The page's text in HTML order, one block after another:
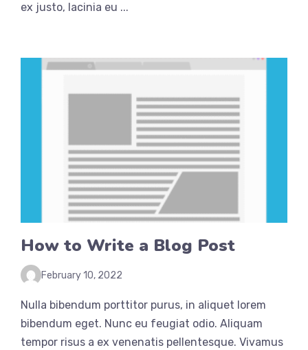
ex justo, lacinia eu ...
How to Write a Blog Post
February 10, 2022
Nulla bibendum porttitor purus, in aliquet lorem
bibendum eget. Nunc eu feugiat odio. Aliquam
tempor risus a ex venenatis pellentesque. Vivamus